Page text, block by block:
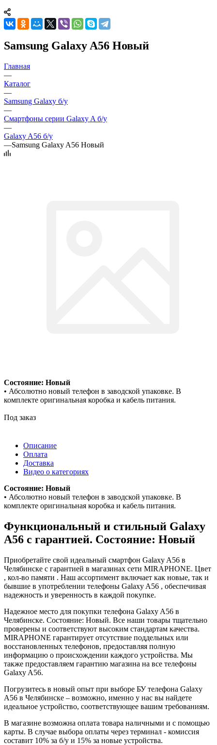
Samsung Galaxy A56 Новый
Главная
—
Каталог
—
Samsung Galaxy б/у
—
Смартфоны серии Galaxy A б/у
—
Galaxy A56 б/у
—Samsung Galaxy A56 Новый
Состояние: Новый
• Абсолютно новый телефон в заводской упаковке. В
комплекте оригинальная коробка и кабель питания.
Под заказ
Описание
Оплата
Доставка
Видео о категориях
Состояние: Новый
• Абсолютно новый телефон в заводской упаковке. В
комплекте оригинальная коробка и кабель питания.
Функциональный и стильный Galaxy
A56 с гарантией. Состояние: Новый
Приобретайте свой идеальный смартфон Galaxy A56 в
Челябинске с гарантией в магазинах сети MIRAPHONE. Цвет
, кол-во памяти . Наш ассортимент включает как новые, так и
бывшие в употреблении телефоны Galaxy A56 , обеспечивая
надежность и уверенность в каждой покупке.
Надежное место для покупки телефона Galaxy A56 в
Челябинске. Состояние: Новый. Все наши товары тщательно
проверены и соответствуют высоким стандартам качества.
MIRAPHONE гарантирует отсутствие поддельных или
восстановленных телефонов, предоставляя полную
информацию о происхождении каждого устройства. Мы
также предоставляем гарантию магазина на все телефоны
Galaxy A56.
Погрузитесь в новый опыт при выборе БУ телефона Galaxy
A56 в Челябинске – возможно, именно у нас вы найдете
идеальное устройство, соответствующее вашим требованиям.
В магазине возможна оплата товара наличными и с помощью
карты. В случае выбора оплаты через терминал - комиссия
составит 10% за б/у и 15% за новые устройства.